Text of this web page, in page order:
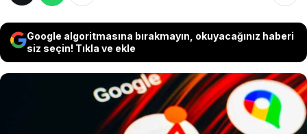
Google algoritmasına bırakmayın, okuyacağınız haberi
siz seçin! Tıkla ve ekle